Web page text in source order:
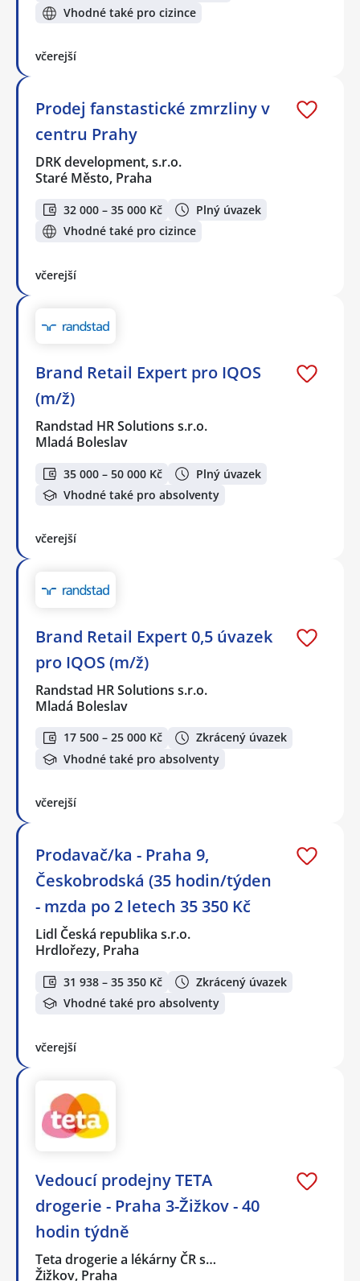
Vhodné také pro cizince
včerejší
Prodej fanstastické zmrzliny v
centru Prahy
DRK development, s.r.o.
Staré Město, Praha
32 000 – 35 000 Kč
Plný úvazek
Vhodné také pro cizince
včerejší
Brand Retail Expert pro IQOS
(m/ž)
Randstad HR Solutions s.r.o.
Mladá Boleslav
35 000 – 50 000 Kč
Plný úvazek
Vhodné také pro absolventy
včerejší
Brand Retail Expert 0,5 úvazek
pro IQOS (m/ž)
Randstad HR Solutions s.r.o.
Mladá Boleslav
17 500 – 25 000 Kč
Zkrácený úvazek
Vhodné také pro absolventy
včerejší
Prodavač/ka - Praha 9,
Českobrodská (35 hodin/týden
- mzda po 2 letech 35 350 Kč
Lidl Česká republika s.r.o.
Hrdlořezy, Praha
31 938 – 35 350 Kč
Zkrácený úvazek
Vhodné také pro absolventy
včerejší
Vedoucí prodejny TETA
drogerie - Praha 3-Žižkov - 40
hodin týdně
Teta drogerie a lékárny ČR s…
Žižkov, Praha